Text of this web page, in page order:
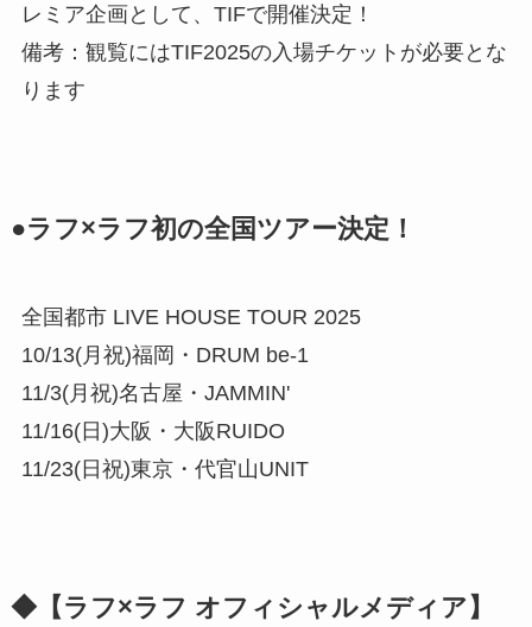
レミア企画として、TIFで開催決定！
備考：観覧にはTIF2025の入場チケットが必要とな
ります
●ラフ×ラフ初の全国ツアー決定！
全国都市 LIVE HOUSE TOUR 2025
10/13(月祝)福岡・DRUM be-1
11/3(月祝)名古屋・JAMMIN'
11/16(日)大阪・大阪RUIDO
11/23(日祝)東京・代官山UNIT
◆【ラフ×ラフ オフィシャルメディア】